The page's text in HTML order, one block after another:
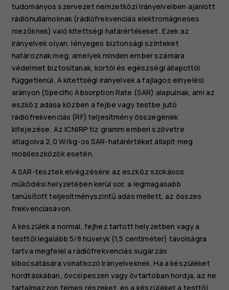
tudományos szervezet nemzetközi irányelveiben ajánlott
rádióhullámoknak (rádiófrekvenciás elektromágneses
mezőknek) való kitettségi határértékeket. Ezek az
irányelvek olyan, lényeges biztonsági szinteket
határoznak meg, amelyek minden ember számára
védelmet biztosítanak, kortól és egészségi állapottól
függetlenül. A kitettségi irányelvek a fajlagos elnyelési
arányon (Specific Absorption Rate (SAR) alapulnak, ami az
eszköz adása közben a fejbe vagy testbe jutó
rádiófrekvenciás (RF) teljesítmény összegének
kifejezése. Az ICNIRP tíz gramm emberi szövetre
átlagolva 2,0 W/kg-os SAR-határértéket állapít meg
mobileszközök esetén.
A SAR-tesztek elvégzésére az eszköz szokásos
működési helyzetében kerül sor, a legmagasabb
tanúsított teljesítményszintű adás mellett, az összes
frekvenciasávon.
A készülék a normál, fejhez tartott helyzetben vagy a
testtől legalább 5/8 hüvelyk (1,5 centiméter) távolságra
tartva megfelel a rádiófrekvenciás sugárzás
kibocsátására vonatkozó irányelveknek. Ha a készüléket
hordtáskában, övcsipeszen vagy övtartóban hordja, az ne
tartalmazzon fémes részeket, és a készüléket a testtől